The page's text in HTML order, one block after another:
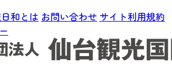
和とは お問い合わせ サイト利用規約